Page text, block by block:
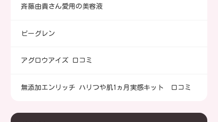
斉藤由貴さん愛用の美容液
ビーグレン
アグロウアイズ 口コミ
無添加エンリッチ ハリつや肌1ヵ月実感キット 口コミ